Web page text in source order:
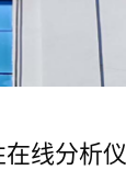
线分析仪